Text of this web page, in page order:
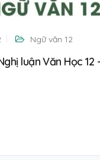
Ngữ văn 12
luận Văn Học 12